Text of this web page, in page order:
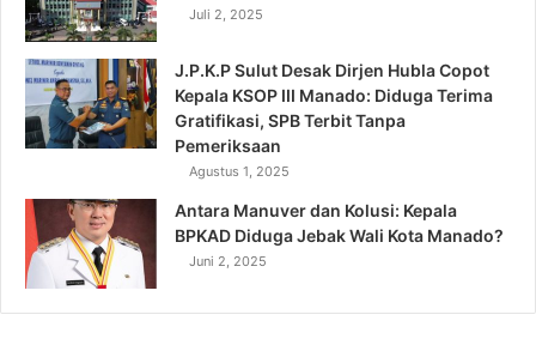
Juli 2, 2025
J.P.K.P Sulut Desak Dirjen Hubla Copot
Kepala KSOP III Manado: Diduga Terima
Gratifikasi, SPB Terbit Tanpa
Pemeriksaan
Agustus 1, 2025
Antara Manuver dan Kolusi: Kepala
BPKAD Diduga Jebak Wali Kota Manado?
Juni 2, 2025